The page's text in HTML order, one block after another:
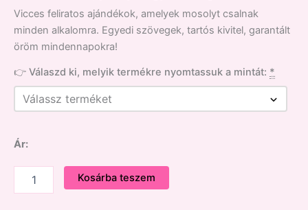
Vicces feliratos ajándékok, amelyek mosolyt csalnak
minden alkalomra. Egyedi szövegek, tartós kivitel, garantált
öröm mindennapokra!
👉 Válaszd ki, melyik termékre nyomtassuk a mintát: *
Ár:
Kosárba teszem